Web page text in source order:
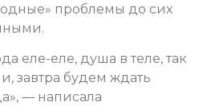
проблемы до сих
еле-еле, душа в теле, так
завтра будем ждать
— написала